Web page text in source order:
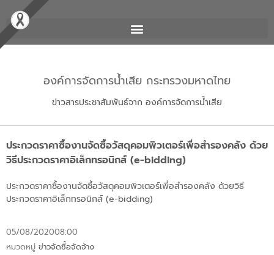
องค์การจัดการน้ำเสีย กระทรวงมหาดไทย
ข่าวสารประชาสัมพันธ์จาก องค์การจัดการน้ำเสีย
ประกวดราคาซื้องานจัดซื้อวัสดุคอมพิวเตอร์เพื่อสำรองคลัง ด้วย
วิธีประกวดราคาอิเล็กทรอนิกส์ (e-bidding)
ประกวดราคาซื้องานจัดซื้อวัสดุคอมพิวเตอร์เพื่อสำรองคลัง ด้วยวิธี
ประกวดราคาอิเล็กทรอนิกส์ (e-bidding)
05/08/202008:00
หมวดหมู่ ข่าวจัดซื้อจัดจ้าง